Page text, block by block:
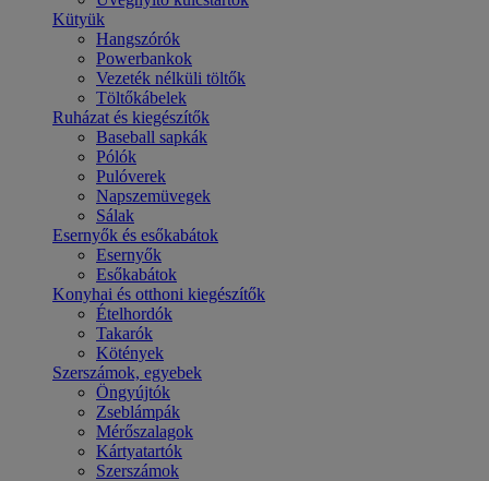
Kütyük
Hangszórók
Powerbankok
Vezeték nélküli töltők
Töltőkábelek
Ruházat és kiegészítők
Baseball sapkák
Pólók
Pulóverek
Napszemüvegek
Sálak
Esernyők és esőkabátok
Esernyők
Esőkabátok
Konyhai és otthoni kiegészítők
Ételhordók
Takarók
Kötények
Szerszámok, egyebek
Öngyújtók
Zseblámpák
Mérőszalagok
Kártyatartók
Szerszámok